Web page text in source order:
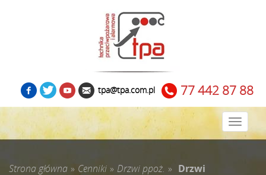
tpa@tpa.com.pl 77 442 87 88
Zwiń
menu
Strona główna » Cenniki » Drzwi ppoż. » Drzwi